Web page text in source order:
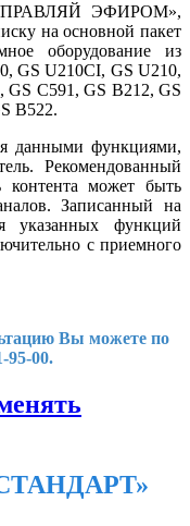
«УПРАВЛЯЙ ЭФИРОМ»,
на основной пакет
оборудование из
GS U210CI, GS U210,
GS C591, GS B212, GS
B522.
данными функциями,
Рекомендованный
может быть
Записанный на
указанных функций
с приемного
Вы можете по
95-00.